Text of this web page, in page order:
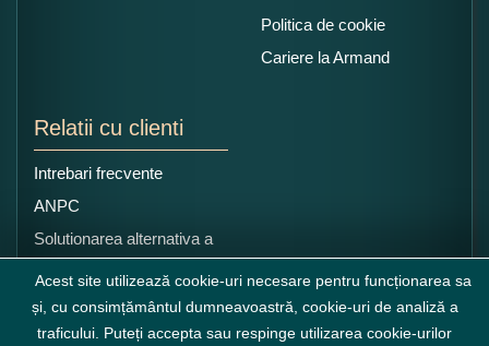
Politica de cookie
Cariere la Armand
Relatii cu clienti
Intrebari frecvente
ANPC
Solutionarea alternativa a
litigiilor
Acest site utilizează cookie-uri necesare pentru funcționarea sa
și, cu consimțământul dumneavoastră, cookie-uri de analiză a
traficului. Puteți accepta sau respinge utilizarea cookie-urilor